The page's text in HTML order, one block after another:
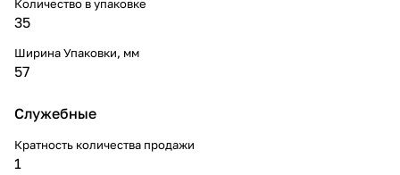
Количество в упаковке
35
Ширина Упаковки, мм
57
Служебные
Кратность количества продажи
1